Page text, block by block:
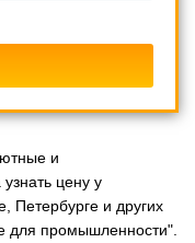
и
цену у
Петербурге и других
для промышленности".